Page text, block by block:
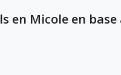
en Micole en